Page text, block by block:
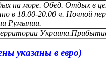
на море. Обед. Отдых в
в 18.00-20.00 ч. Ночной
Румынии.
указаны в евро)